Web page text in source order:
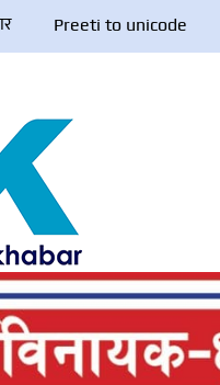
Preeti to unicode